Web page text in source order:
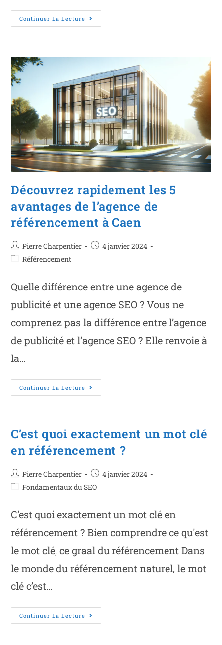
Continuer La Lecture
Découvrez rapidement les 5
avantages de l’agence de
référencement à Caen
Pierre Charpentier
4 janvier 2024
Référencement
Quelle différence entre une agence de
publicité et une agence SEO ? Vous ne
comprenez pas la différence entre l’agence
de publicité et l’agence SEO ? Elle renvoie à
la…
Continuer La Lecture
C’est quoi exactement un mot clé
en référencement ?
Pierre Charpentier
4 janvier 2024
Fondamentaux du SEO
C’est quoi exactement un mot clé en
référencement ? Bien comprendre ce qu'est
le mot clé, ce graal du référencement Dans
le monde du référencement naturel, le mot
clé c’est…
Continuer La Lecture